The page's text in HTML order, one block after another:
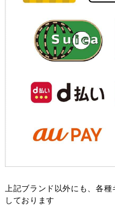
上記ブランド以外にも、各
しております